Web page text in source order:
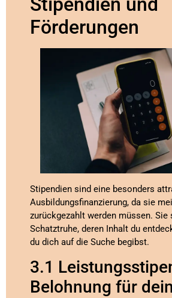
Förderungen
Stipendien sind eine besonders
Ausbildungsfinanzierung, da sie
zurückgezahlt werden müssen. Sie
Schatztruhe, deren Inhalt du
du dich auf die Suche begibst.
3.1
Belohnung für